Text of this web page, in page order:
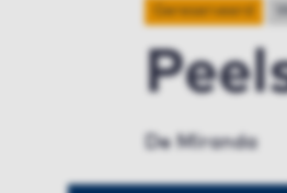
Gereserveerd
De Miranda